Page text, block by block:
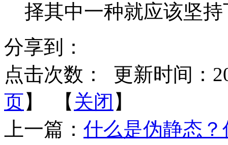
择其中一种就应该坚
分享到：
点击次数：
更新时间：
页】 【 关闭 】
上一篇： 什么是伪静态